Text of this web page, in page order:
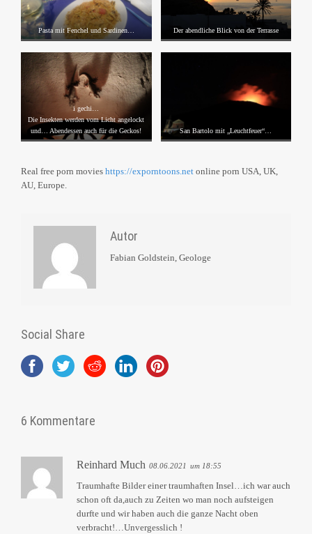
Pasta mit Fenchel und Sardinen… Der abendliche Blick von der Terrasse
i gechi…
Die Insekten werden vom Licht angelockt
und… Abendessen auch für die Geckos!
San Bartolo mit „Leuchtfeuer“…
Real free porn movies https://exporntoons.net online porn USA, UK,
AU, Europe.
Autor
Fabian Goldstein, Geologe
Social Share
6 Kommentare
Reinhard Much 08.06.2021 um 18:55
Traumhafte Bilder einer traumhaften Insel…ich war auch
schon oft da,auch zu Zeiten wo man noch aufsteigen
durfte und wir haben auch die ganze Nacht oben
verbracht!…Unvergesslich !